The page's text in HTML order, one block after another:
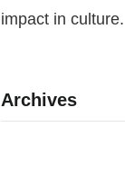
impact in culture.
Archives